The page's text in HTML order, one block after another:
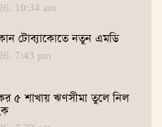
10:34 am
টোব্যাকোতে নতুন এমডি
7:43 pm
৫ শাখায় ঋণসীমা তুলে নিল